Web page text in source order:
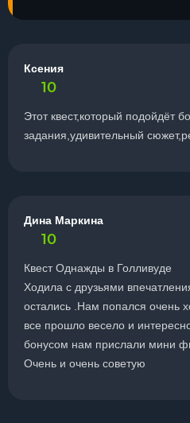
Ксения
10
Этот квест,который подойдёт
задания,удивительный
Дина Маркина
10
Квест Однажды в Голливуде
Ходила с друзьями
остались .Нам попался очень
все прошло весело и
бонусом нам прислали мини
Очень и очень советую